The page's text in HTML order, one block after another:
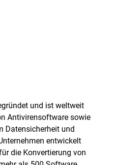
und ist weltweit
Antivirensoftware sowie
Datensicherheit und
entwickelt
die Konvertierung von